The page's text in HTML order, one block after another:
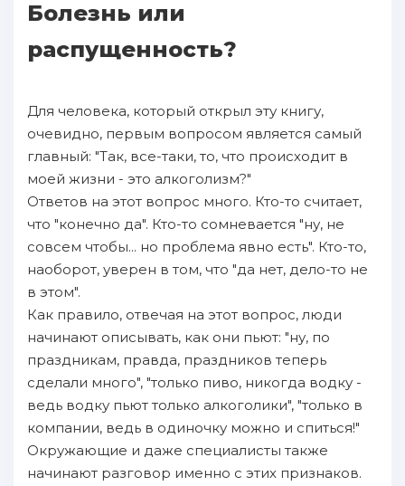
Болезнь или
распущенность?
Для человека, который открыл эту книгу,
очевидно, первым вопросом является самый
главный: "Так, все-таки, то, что происходит в
моей жизни - это алкоголизм?"
Ответов на этот вопрос много. Кто-то считает,
что "конечно да". Кто-то сомневается "ну, не
совсем чтобы... но проблема явно есть". Кто-то,
наоборот, уверен в том, что "да нет, дело-то не
в этом".
Как правило, отвечая на этот вопрос, люди
начинают описывать, как они пьют: "ну, по
праздникам, правда, праздников теперь
сделали много", "только пиво, никогда водку -
ведь водку пьют только алкоголики", "только в
компании, ведь в одиночку можно и спиться!"
Окружающие и даже специалисты также
начинают разговор именно с этих признаков.